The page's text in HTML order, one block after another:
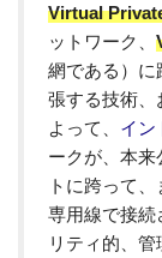
Virtual
ットワーク、
網である）に
張する技術、
よって、 イン
ークが、本来
トに跨って
専用線で接続
リティ的、